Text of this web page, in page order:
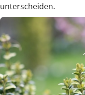
unterscheiden.